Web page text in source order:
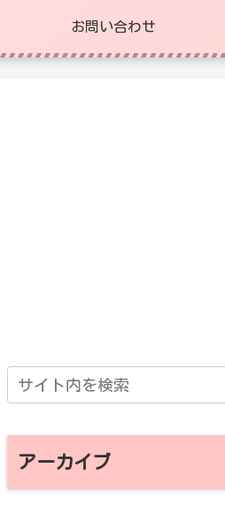
お問い合わせ
アーカイブ